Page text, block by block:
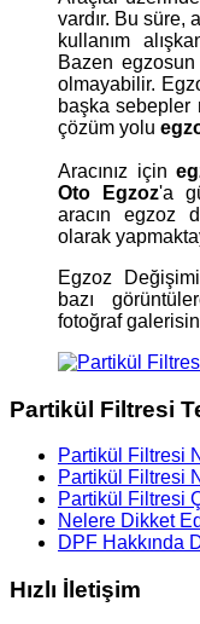
vardır. Bu süre,
kullanım
Bazen
olmayabilir.
başka sebepler
çözüm yolu
Aracınız için
Oto Egzoz'a
aracın egzoz
olarak
Egzoz
bazı
fotoğraf
Partikül Filtresi
Partikül Filtresi
Partikül Filtresi
Partikül Filtresi
Nelere Dikket
DPF Hakkında
Hızlı İletişim